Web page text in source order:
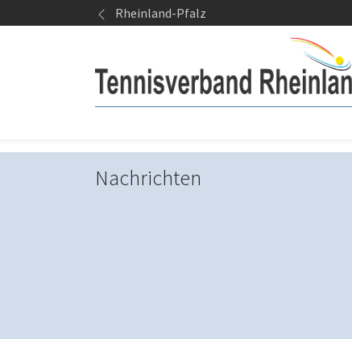
Springe zum SeiteninhaltRheinland-Pfalz
Nachrichten